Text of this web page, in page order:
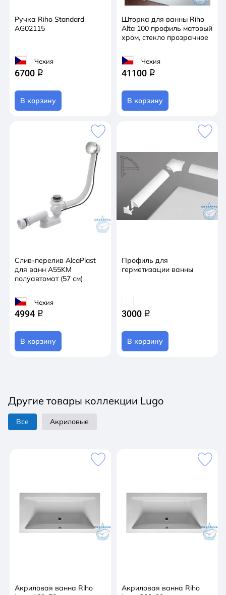
Ручка Riho Standard
AG02115
Чехия
6700 q
В корзину
Шторка для ванны Riho
Alta 100 профиль матовый
хром, стекло прозрачное
Чехия
41100 q
В корзину
Слив-перелив AlcaPlast
для ванн A55KM
полуавтомат (57 см)
Чехия
4994 q
В корзину
Профиль для
герметизации ванны
3000 q
В корзину
Другие товары коллекции Lugo
Все Акриловые
Акриловая ванна Riho
Акриловая ванна Riho